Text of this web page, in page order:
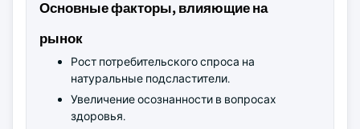
Основные факторы, влияющие на
рынок
Рост потребительского спроса на
натуральные подсластители.
Увеличение осознанности в вопросах
здоровья.